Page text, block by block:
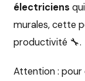
électriciens
murales, cette
productivité 🔧.
Attention : pour